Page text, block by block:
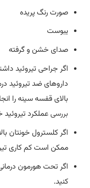
صورت رنگ پریده
یبوست
صدای خشن و گرفته
اگر جراحی تیروئید
داروهای ضد تیروئید
بالای قفسه سینه را
بررسیعملکرد
اگر کلسترول خونتان
ممکن است کم کاری
اگر تحت هورمون
کنید.